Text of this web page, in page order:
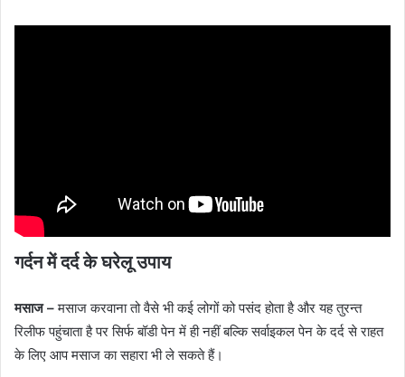
गर्दन में दर्द के घरेलू उपाय
मसाज –मसाज करवाना तो वैसे भी कई लोगों को पसंद होता है और यह तुरन्त
रिलीफ पहुंचाता है पर सिर्फ बॉडी पेन में ही नहीं बल्कि सर्वाइकल पेन के दर्द से राहत
के लिए आप मसाज का सहारा भी ले सकते हैं।